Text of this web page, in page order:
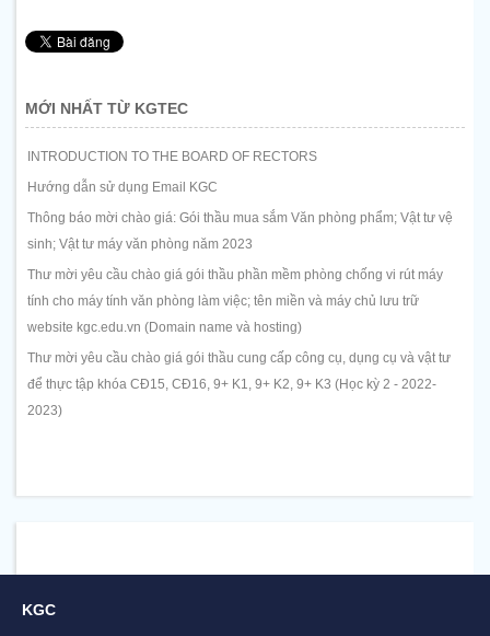
MỚI NHẤT TỪ KGTEC
INTRODUCTION TO THE BOARD OF RECTORS
Hướng dẫn sử dụng Email KGC
Thông báo mời chào giá: Gói thầu mua sắm Văn phòng phẩm; Vật tư vệ
sinh; Vật tư máy văn phòng năm 2023
Thư mời yêu cầu chào giá gói thầu phần mềm phòng chống vi rút máy
tính cho máy tính văn phòng làm việc; tên miền và máy chủ lưu trữ
website kgc.edu.vn (Domain name và hosting)
Thư mời yêu cầu chào giá gói thầu cung cấp công cụ, dụng cụ và vật tư
để thực tập khóa CĐ15, CĐ16, 9+ K1, 9+ K2, 9+ K3 (Học kỳ 2 - 2022-
2023)
KGC